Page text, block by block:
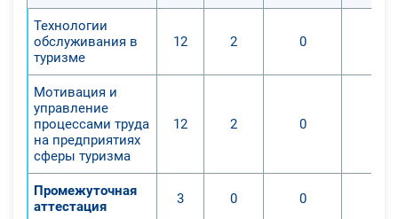
Технологии
обслуживания в
туризме
12 2 0
Мотивация и
управление
процессами труда
на предприятиях
сферы туризма
12 2 0
Промежуточная
аттестация
3 0 0